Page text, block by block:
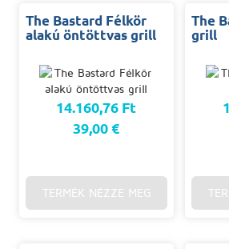
The Bastard Félkör
alakú öntöttvas grill
14.160,76 Ft
39,00 €
TERMÉK NÉZZE MEG
The
grill